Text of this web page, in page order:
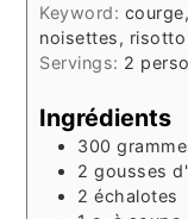
Keyword:
noisettes, risotto
Servings: 2
Ingrédients
300
2 gousses
2 échalotes